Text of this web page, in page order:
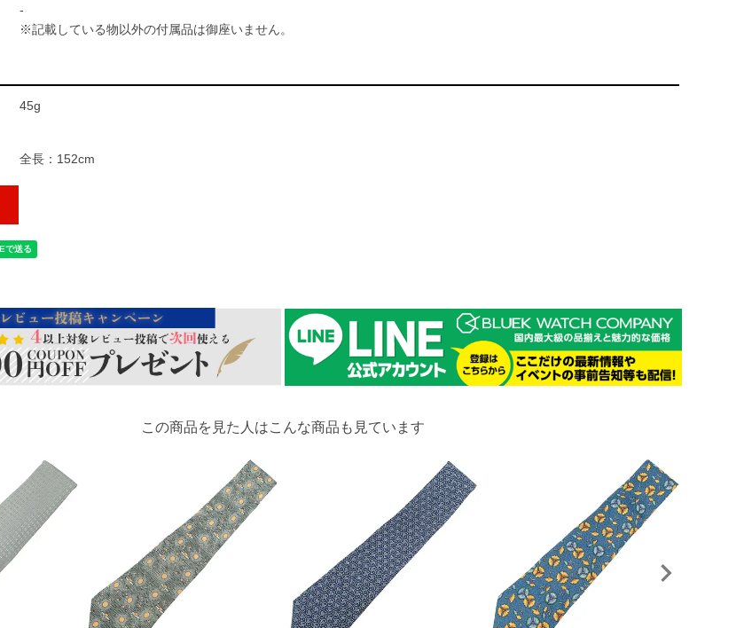
-
※記載している物以外の付属品は御座いません。
45g
全長：152cm
この商品を見た人はこんな商品も見ています